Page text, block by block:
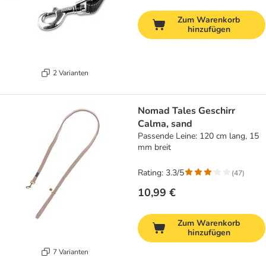
2 Varianten
Zum Warenkorb
hinzufügen
7 Varianten
Nomad Tales Geschirr
Calma, sand
Passende Leine: 120 cm lang, 15
mm breit
10,99 €
Rating: 3.3/5 (47)
Zum Warenkorb
hinzufügen